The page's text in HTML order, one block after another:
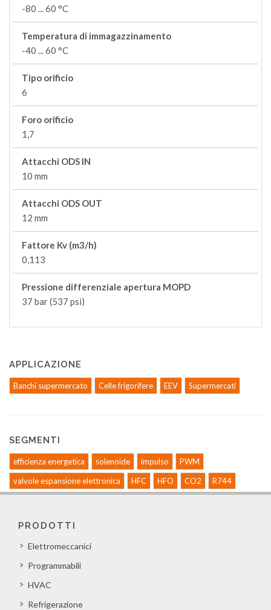
-80 ... 60 °C
Temperatura di immagazzinamento
-40 ... 60 °C
Tipo orificio
6
Foro orificio
1,7
Attacchi ODS IN
10 mm
Attacchi ODS OUT
12 mm
Fattore Kv (m3/h)
0,113
Pressione differenziale apertura MOPD
37 bar (537 psi)
APPLICAZIONE
Banchi supermercato Celle frigorifere EEV Supermercati
SEGMENTI
efficienza energetica solenoide impulso
PWM
valvole espansione elettronica
HFC HFO CO2 R744
PRODOTTI
Elettromeccanici
Programmabili
HVAC
Refrigerazione